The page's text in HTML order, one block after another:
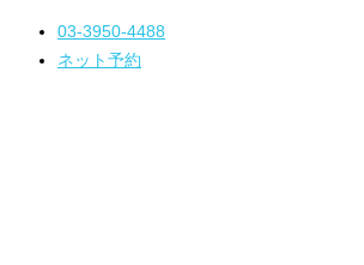
03-3950-4488
ネット予約